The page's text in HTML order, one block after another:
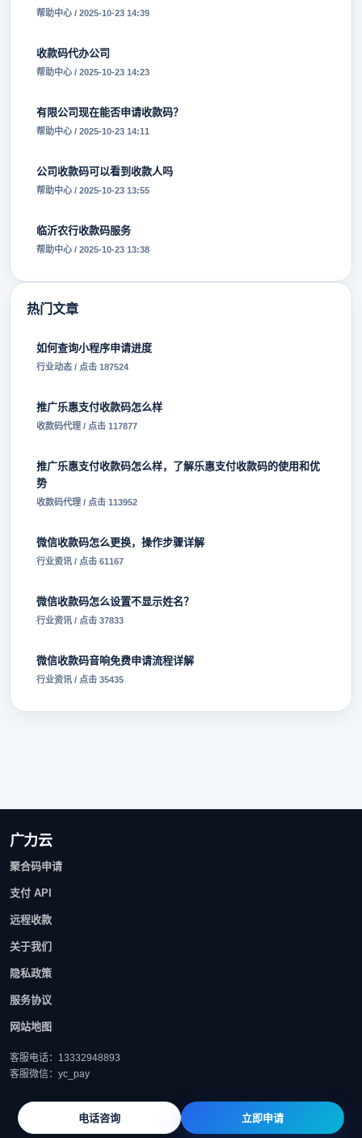
帮助中心 / 2025-10-23 14:39
收款码代办公司
帮助中心 / 2025-10-23 14:23
有限公司现在能否申请收款码？
帮助中心 / 2025-10-23 14:11
公司收款码可以看到收款人吗
帮助中心 / 2025-10-23 13:55
临沂农行收款码服务
帮助中心 / 2025-10-23 13:38
热门文章
如何查询小程序申请进度
行业动态 / 点击 187524
推广乐惠支付收款码怎么样
收款码代理 / 点击 117877
推广乐惠支付收款码怎么样，了解乐惠支付收款码的使用和优
势
收款码代理 / 点击 113952
微信收款码怎么更换，操作步骤详解
行业资讯 / 点击 61167
微信收款码怎么设置不显示姓名？
行业资讯 / 点击 37833
微信收款码音响免费申请流程详解
行业资讯 / 点击 35435
广力云
聚合码申请
支付 API
远程收款
关于我们
隐私政策
服务协议
网站地图
客服电话：13332948893
客服微信：yc_pay
电话咨询 立即申请